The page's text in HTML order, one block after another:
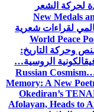
لحركة الشعر
New Medals
لقراءات شعرية
World Peace
وحركة التاريخ:
الكونية الروسية…
Russian
Memory: A New
Okediran’s
Afolayan, Heads to